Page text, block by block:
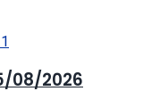
08/2026